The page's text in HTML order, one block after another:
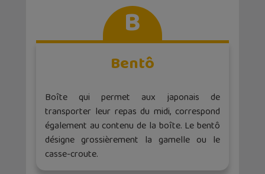
B
Bentô
Boîte qui permet aux japonais de
transporter leur repas du midi, correspond
également au contenu de la boîte. Le bentô
désigne grossièrement la gamelle ou le
casse-croute.